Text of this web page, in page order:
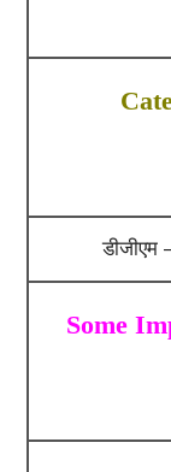
डीजीएम
Some